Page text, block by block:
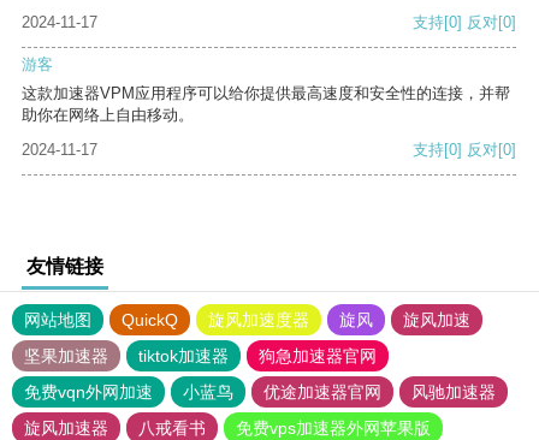
2024-11-17 支持[0] 反对[0]
游客
这款加速器VPM应用程序可以给你提供最高速度和安全性的连接，并帮
助你在网络上自由移动。
2024-11-17
支持[0] 反对[0]
友情链接
网站地图 QuickQ 旋风加速度器 旋风
旋风加速
坚果加速器
tiktok加速器
狗急加速器官网
免费vqn外网加速
小蓝鸟 优途加速器官网
风驰加速器
旋风加速器
八戒看书 免费vps加速器外网苹果版